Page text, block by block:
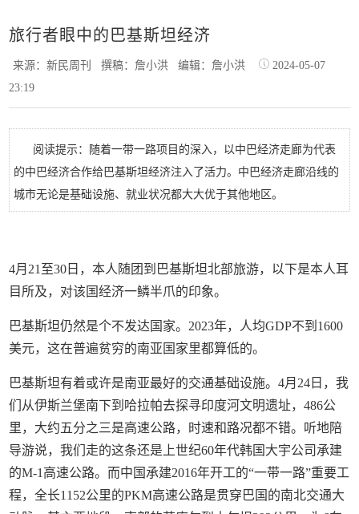
旅行者眼中的巴基斯坦经济
来源：新民周刊撰稿：詹小洪 编辑：詹小洪
2024-05-07
23:19
阅读提示：随着一带一路项目的深入，以中巴经济走廊为代表
的中巴经济合作给巴基斯坦经济注入了活力。中巴经济走廊沿线的
城市无论是基础设施、就业状况都大大优于其他地区。
4月21至30日，本人随团到巴基斯坦北部旅游，以下是本人耳
目所及，对该国经济一鳞半爪的印象。
巴基斯坦仍然是个不发达国家。2023年，人均GDP不到1600
美元，这在普遍贫穷的南亚国家里都算低的。
巴基斯坦有着或许是南亚最好的交通基础设施。4月24日，我
们从伊斯兰堡南下到哈拉帕去探寻印度河文明遗址，486公
里，大约五分之三是高速公路，时速和路况都不错。听地陪
导游说，我们走的这条还是上世纪60年代韩国大宇公司承建
的M-1高速公路。而中国承建2016年开工的“一带一路”重要工
程，全长1152公里的PKM高速公路是贯穿巴国的南北交通大